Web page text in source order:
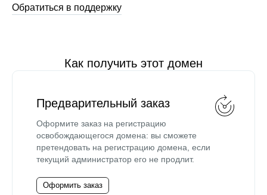
Обратиться в поддержку
Как получить этот домен
Предварительный заказ
Оформите заказ на регистрацию
освобождающегося домена: вы сможете
претендовать на регистрацию домена, если
текущий администратор его не продлит.
Оформить заказ